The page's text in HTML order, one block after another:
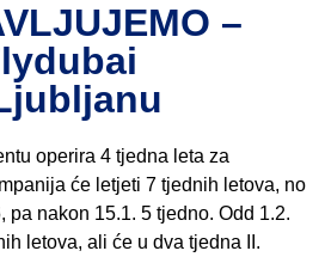
–
operira 4 tjedna leta za
će letjeti 7 tjednih letova, no
pa nakon 15.1. 5 tjedno. Odd 1.2.
letova, ali će u dva tjedna II.